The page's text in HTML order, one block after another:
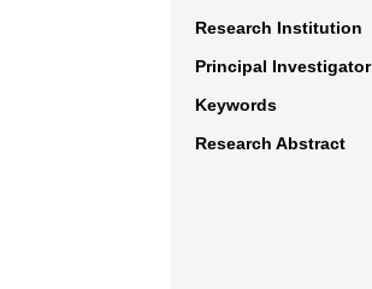
Research Institution
Principal Investigator
Keywords
Research Abstract